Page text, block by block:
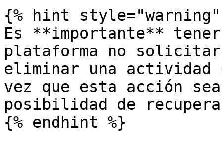
{% hint style="warning"
Es **importante**
plataforma no
eliminar una actividad
vez que esta acción
posibilidad de